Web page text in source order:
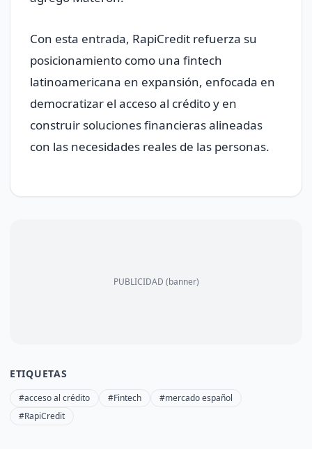
Con esta entrada, RapiCredit refuerza su
posicionamiento como una fintech
latinoamericana en expansión, enfocada en
democratizar el acceso al crédito y en
construir soluciones financieras alineadas
con las necesidades reales de las personas.
PUBLICIDAD (banner)
ETIQUETAS
#acceso al crédito #Fintech
#mercado español
#RapiCredit